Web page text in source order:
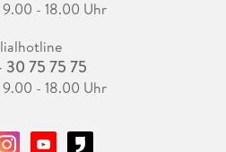
9.00 - 18.00 Uhr
75 75 75
9.00 - 18.00 Uhr